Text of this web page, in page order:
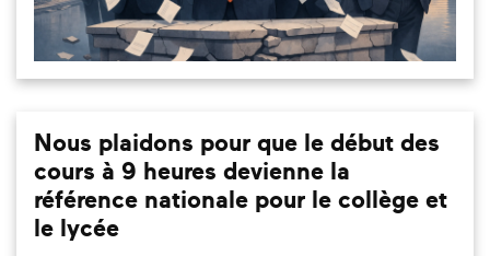
Nous plaidons pour que le début des
cours à 9 heures devienne la
référence nationale pour le collège et
le lycée